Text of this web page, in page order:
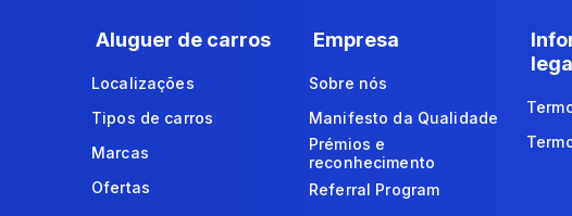
Aluguer de carros
Localizações
Tipos de carros
Marcas
Ofertas
Empresa
Sobre nós
Manifesto da Qualidade
Prémios e
reconhecimento
Referral Program